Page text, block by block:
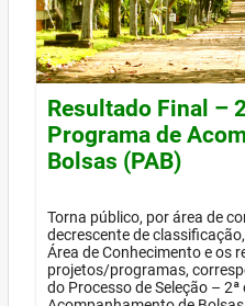
Resultado Final –
Programa de
Bolsas (PAB)
Torna público, por área de
decrescente de
Área de Conhecimento e os
projetos/programas,
do Processo de Seleção –